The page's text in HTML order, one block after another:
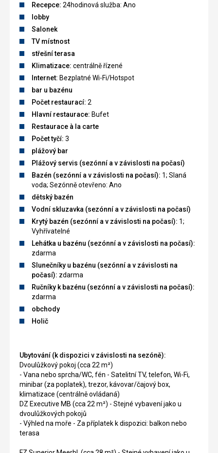
Recepce: 24hodinová služba: Ano
lobby
Salonek
TV místnost
střešní terasa
Klimatizace: centrálně řízené
Internet: Bezplatné Wi-Fi/Hotspot
bar u bazénu
Počet restaurací: 2
Hlavní restaurace: Bufet
Restaurace à la carte
Počet tyčí: 3
plážový bar
Plážový servis (sezónní a v závislosti na počasí)
Bazén (sezónní a v závislosti na počasí): 1; Slaná
voda; Sezónně otevřeno: Ano
dětský bazén
Vodní skluzavka (sezónní a v závislosti na počasí)
Krytý bazén (sezónní a v závislosti na počasí): 1;
Vyhřívatelné
Lehátka u bazénu (sezónní a v závislosti na počasí):
zdarma
Slunečníky u bazénu (sezónní a v závislosti na
počasí): zdarma
Ručníky k bazénu (sezónní a v závislosti na počasí):
zdarma
obchody
Holič
Ubytování (k dispozici v závislosti na sezóně):
Dvoulůžkový pokoj (cca 22 m²)
- Vana nebo sprcha/WC, fén - Satelitní TV, telefon, Wi-Fi,
minibar (za poplatek), trezor, kávovar/čajový box,
klimatizace (centrálně ovládaná)
DZ Executive MB (cca 22 m²) - Stejné vybavení jako u
dvoulůžkových pokojů
- Výhled na moře - Za příplatek k dispozici: balkon nebo
terasa